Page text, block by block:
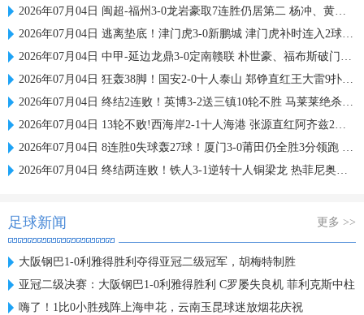
2026年07月04日 闽超-福州3-0龙岩豪取7连胜仍居第二 杨冲、黄伟杰、李宇豪破门
2026年07月04日 逃离垫底！津门虎3-0新鹏城 津门虎补时连入2球 积分平三镇升第15
2026年07月04日 中甲-延边龙鼎3-0定南赣联 朴世豪、福布斯破门乔瓦尼造点+点射
2026年07月04日 狂轰38脚！国安2-0十人泰山 郑铮直红王大雷9扑救塞鸟+林良铭破门
2026年07月04日 终结2连败！英博3-2送三镇10轮不胜 马莱莱绝杀 卡迪斯传射难救主
2026年07月04日 13轮不败!西海岸2-1十人海港 张源直红阿齐兹2助攻VAR吹掉双方4球
2026年07月04日 8连胜0失球轰27球！厦门3-0莆田仍全胜3分领跑 刘鑫岳超级世界波
2026年07月04日 终结两连败！铁人3-1逆转十人铜梁龙 热菲尼奥双响恩加德乌染红
足球新闻 更多 >>
大阪钢巴1-0利雅得胜利夺得亚冠二级冠军，胡梅特制胜
亚冠二级决赛：大阪钢巴1-0利雅得胜利 C罗屡失良机 菲利克斯中柱
嗨了！1比0小胜残阵上海申花，云南玉昆球迷放烟花庆祝